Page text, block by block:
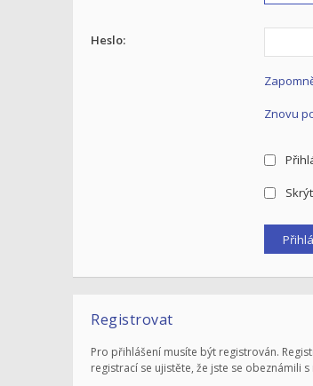
Heslo:
Znovu
Registrovat
Pro přihlášení musíte být registrován.
registrací se ujistěte, že jste se obeznámili